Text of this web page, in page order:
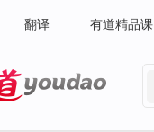
翻译 有道精品课